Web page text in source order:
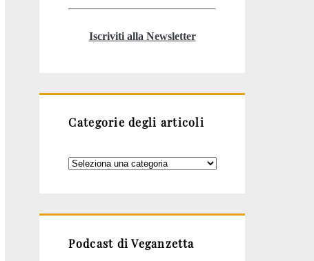
Iscriviti alla Newsletter
Categorie degli articoli
Categorie
Podcast di Veganzetta